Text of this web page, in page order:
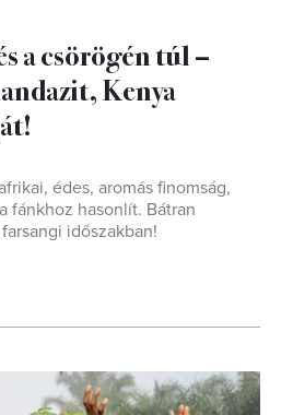
a csörögén túl –
Kenya
édes, aromás finomság,
fánkhoz hasonlít. Bátran
időszakban!